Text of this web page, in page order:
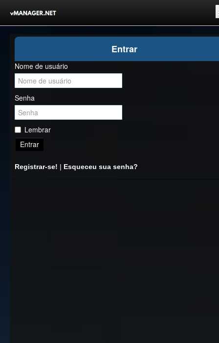
Competições
Comunidade
Notícias
Clubes Livres
Entrar
Nome de usuário
Senha
Lembrar
Entrar
Registrar-se! | Esqueceu sua senha?